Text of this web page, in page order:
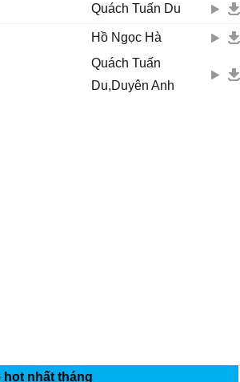
Quách Tuấn Du
Hồ Ngọc Hà
Quách Tuấn
Du,Duyên Anh
hot nhất tháng